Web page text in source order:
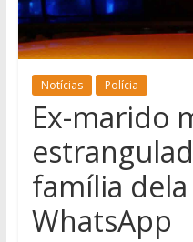
notícias
de
Iguatemi
região.
Notícias Polícia
Ex-marido
família
WhatsApp